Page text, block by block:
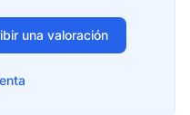
una valoración